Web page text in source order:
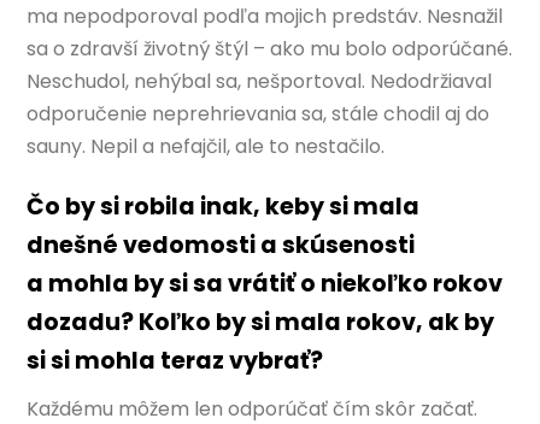
ma nepodporoval podľa mojich predstáv. Nesnažil
sa o zdravší životný štýl – ako mu bolo odporúčané.
Neschudol, nehýbal sa, nešportoval. Nedodržiaval
odporučenie neprehrievania sa, stále chodil aj do
sauny. Nepil a nefajčil, ale to nestačilo.
Čo by si robila inak, keby si mala
dnešné vedomosti a skúsenosti
a mohla by si sa vrátiť o niekoľko rokov
dozadu? Koľko by si mala rokov, ak by
si si mohla teraz vybrať?
Každému môžem len odporúčať čím skôr začať.